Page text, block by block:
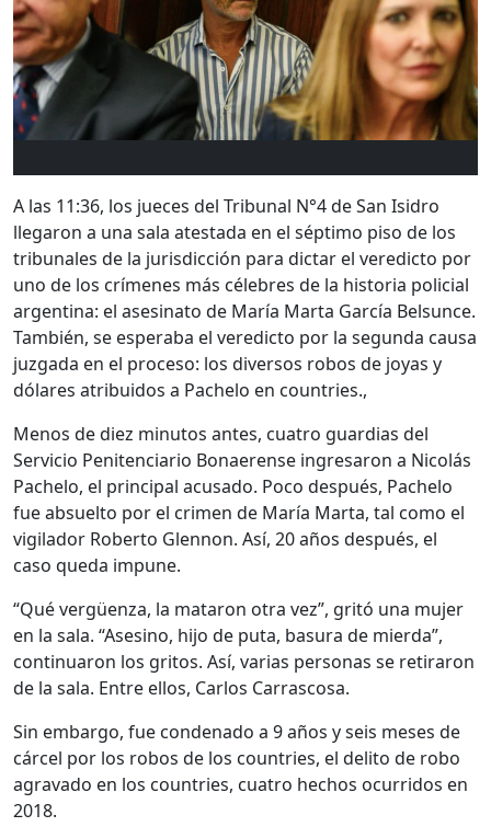
A las 11:36, los jueces del Tribunal N°4 de San Isidro
llegaron a una sala atestada en el séptimo piso de los
tribunales de la jurisdicción para dictar el veredicto por
uno de los crímenes más célebres de la historia policial
argentina: el asesinato de María Marta García Belsunce.
También, se esperaba el veredicto por la segunda causa
juzgada en el proceso: los diversos robos de joyas y
dólares atribuidos a Pachelo en countries.,
Menos de diez minutos antes, cuatro guardias del
Servicio Penitenciario Bonaerense ingresaron a Nicolás
Pachelo, el principal acusado. Poco después, Pachelo
fue absuelto por el crimen de María Marta, tal como el
vigilador Roberto Glennon. Así, 20 años después, el
caso queda impune.
“Qué vergüenza, la mataron otra vez”, gritó una mujer
en la sala. “Asesino, hijo de puta, basura de mierda”,
continuaron los gritos. Así, varias personas se retiraron
de la sala. Entre ellos, Carlos Carrascosa.
Sin embargo, fue condenado a 9 años y seis meses de
cárcel por los robos de los countries, el delito de robo
agravado en los countries, cuatro hechos ocurridos en
2018.